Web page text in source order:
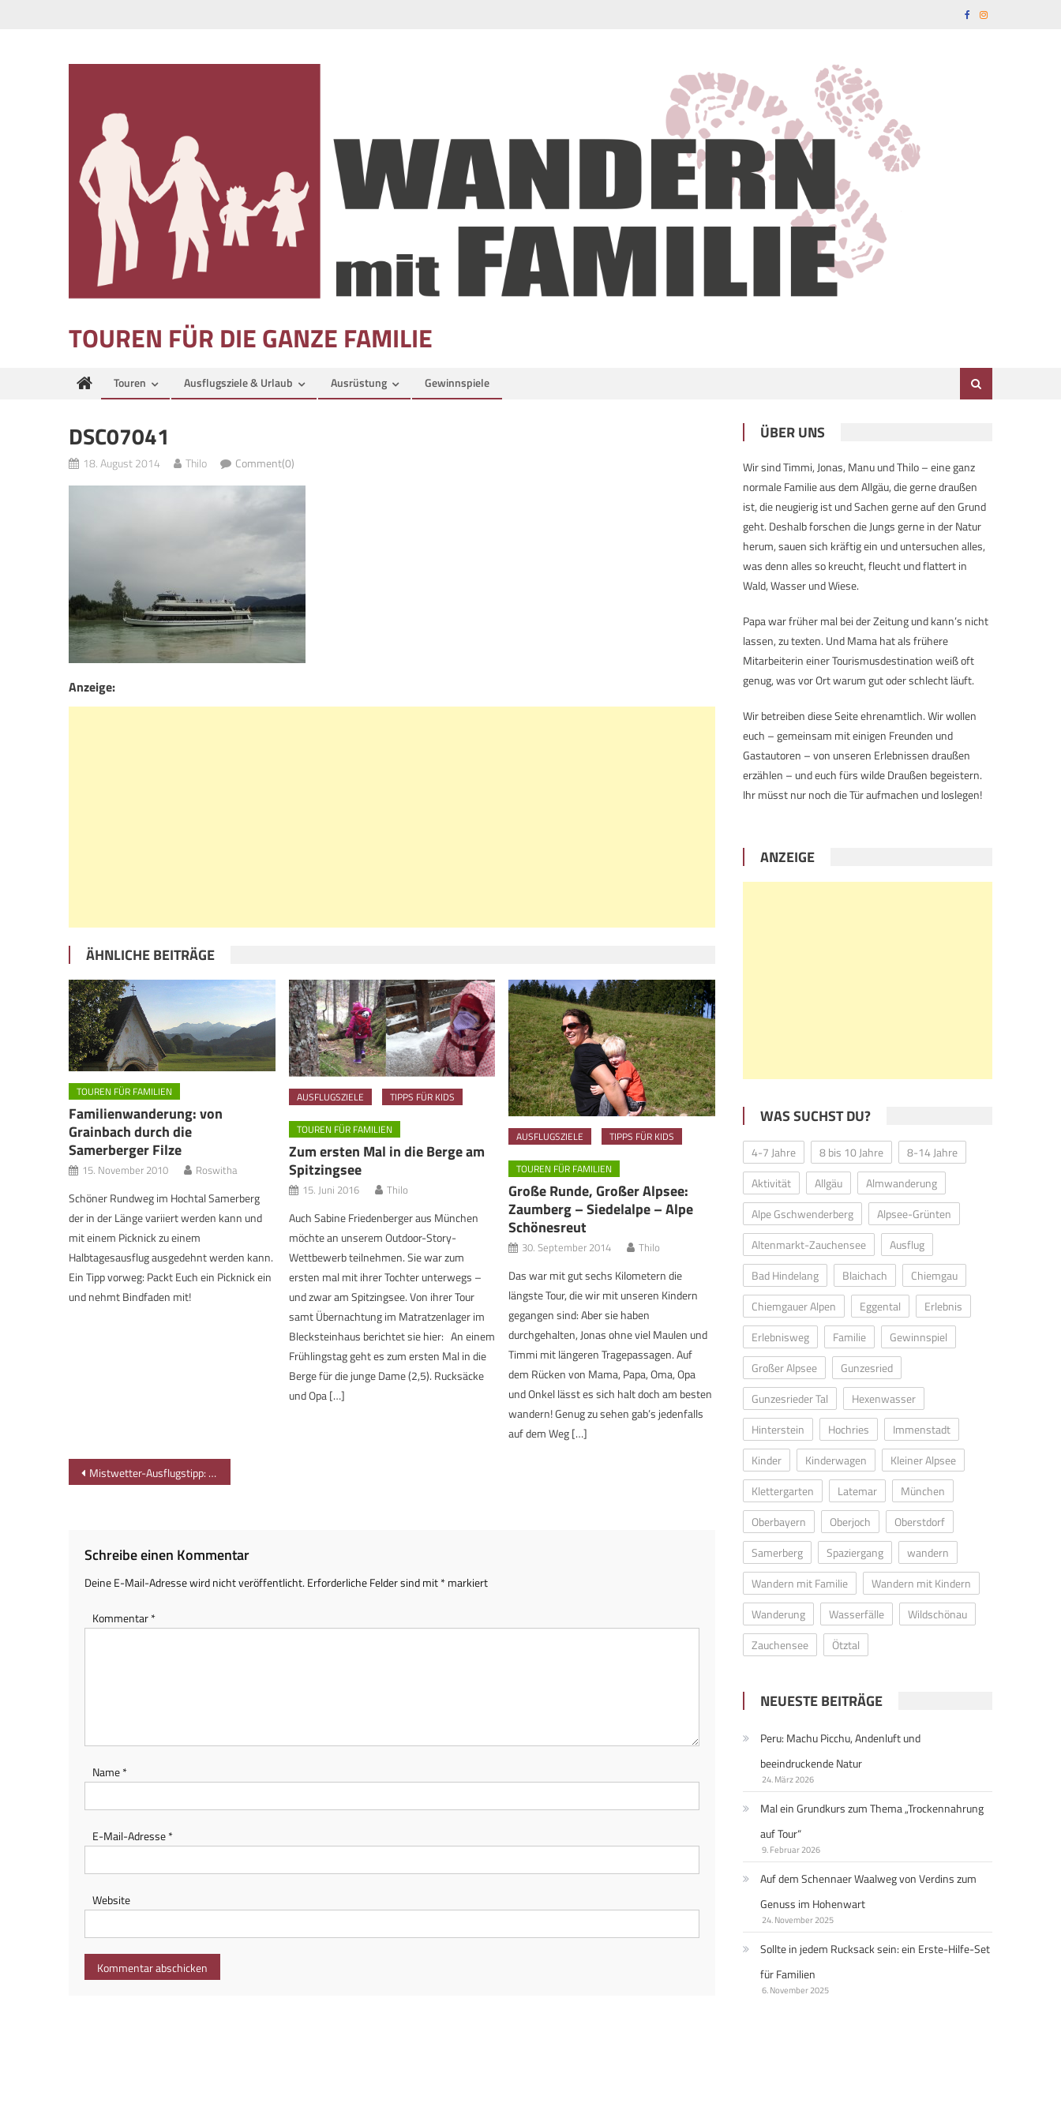
TOUREN FÜR DIE GANZE FAMILIE
Touren Ausflugsziele & Urlaub Ausrüstung Gewinnspiele
DSC07041
18. August 2014 Thilo Comment(0)
Anzeige:
ÄHNLICHE BEITRÄGE
TOUREN FÜR FAMILIEN
Familienwanderung: von
Grainbach durch die
Samerberger Filze
15. November 2010 Roswitha
Schöner Rundweg im Hochtal Samerberg
der in der Länge variiert werden kann und
mit einem Picknick zu einem
Halbtagesausflug ausgedehnt werden kann.
Ein Tipp vorweg: Packt Euch ein Picknick ein
und nehmt Bindfaden mit!
AUSFLUGSZIELE TIPPS FÜR KIDS
TOUREN FÜR FAMILIEN
Zum ersten Mal in die Berge am
Spitzingsee
15. Juni 2016 Thilo
Auch Sabine Friedenberger aus München
möchte an unserem Outdoor-Story-
Wettbewerb teilnehmen. Sie war zum
ersten mal mit ihrer Tochter unterwegs –
und zwar am Spitzingsee. Von ihrer Tour
samt Übernachtung im Matratzenlager im
Blecksteinhaus berichtet sie hier: An einem
Frühlingstag geht es zum ersten Mal in die
Berge für die junge Dame (2,5). Rucksäcke
und Opa […]
AUSFLUGSZIELE TIPPS FÜR KIDS
TOUREN FÜR FAMILIEN
Große Runde, Großer Alpsee:
Zaumberg – Siedelalpe – Alpe
Schönesreut
30. September 2014 Thilo
Das war mit gut sechs Kilometern die
längste Tour, die wir mit unseren Kindern
gegangen sind: Aber sie haben
durchgehalten, Jonas ohne viel Maulen und
Timmi mit längeren Tragepassagen. Auf
dem Rücken von Mama, Papa, Oma, Opa
und Onkel lässt es sich halt doch am besten
wandern! Genug zu sehen gab’s jedenfalls
auf dem Weg […]
Beitragsnavigation
Mistwetter-Ausflugstipp: Mit dem Boot über den Forggensee bei Füssen
Schreibe einen Kommentar
Deine E-Mail-Adresse wird nicht veröffentlicht. Erforderliche Felder sind mit*markiert
Kommentar*
Name*
E-Mail-Adresse*
Website
ÜBER UNS
Wir sind Timmi, Jonas, Manu und Thilo – eine ganz
normale Familie aus dem Allgäu, die gerne draußen
ist, die neugierig ist und Sachen gerne auf den Grund
geht. Deshalb forschen die Jungs gerne in der Natur
herum, sauen sich kräftig ein und untersuchen alles,
was denn alles so kreucht, fleucht und flattert in
Wald, Wasser und Wiese.
Papa war früher mal bei der Zeitung und kann’s nicht
lassen, zu texten. Und Mama hat als frühere
Mitarbeiterin einer Tourismusdestination weiß oft
genug, was vor Ort warum gut oder schlecht läuft.
Wir betreiben diese Seite ehrenamtlich. Wir wollen
euch – gemeinsam mit einigen Freunden und
Gastautoren – von unseren Erlebnissen draußen
erzählen – und euch fürs wilde Draußen begeistern.
Ihr müsst nur noch die Tür aufmachen und loslegen!
ANZEIGE
WAS SUCHST DU?
4-7 Jahre 8 bis 10 Jahre
8-14 Jahre
Aktivität
Allgäu
Almwanderung
Alpe Gschwenderberg
Alpsee-Grünten
Altenmarkt-Zauchensee
Ausflug
Bad Hindelang
Blaichach
Chiemgau
Chiemgauer Alpen
Eggental
Erlebnis
Erlebnisweg
Familie
Gewinnspiel
Großer Alpsee
Gunzesried
Gunzesrieder Tal
Hexenwasser
Hinterstein
Hochries
Immenstadt
Kinder
Kinderwagen
Kleiner Alpsee
Klettergarten
Latemar
München
Oberbayern
Oberjoch
Oberstdorf
Samerberg
Spaziergang
wandern
Wandern mit Familie
Wandern mit Kindern
Wanderung
Wasserfälle
Wildschönau
Zauchensee
Ötztal
NEUESTE BEITRÄGE
Peru: Machu Picchu, Andenluft und
beeindruckende Natur
24. März 2026
Mal ein Grundkurs zum Thema „Trockennahrung
auf Tour“
9. Februar 2026
Auf dem Schennaer Waalweg von Verdins zum
Genuss im Hohenwart
24. November 2025
Sollte in jedem Rucksack sein: ein Erste-Hilfe-Set
für Familien
6. November 2025